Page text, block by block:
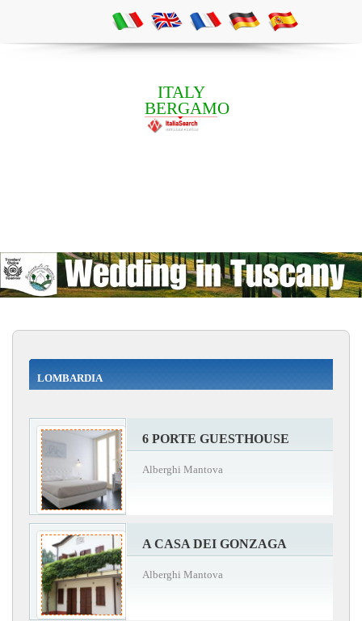
ITALY
BERGAMO
LOMBARDIA
6 PORTE GUESTHOUSE
Alberghi Mantova
A CASA DEI GONZAGA
Alberghi Mantova